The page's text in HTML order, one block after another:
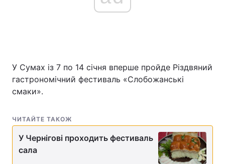
У Сумах із 7 по 14 січня вперше пройде Різдвяний
гастрономічний фестиваль «Слобожанські
смаки».
ЧИТАЙТЕ ТАКОЖ
У Чернігові проходить фестиваль
сала